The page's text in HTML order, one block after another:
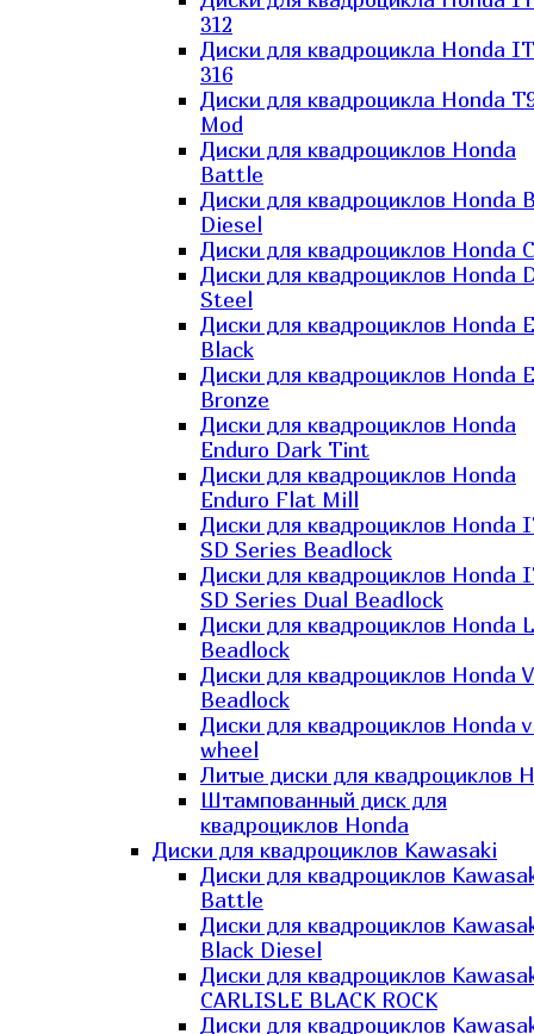
312
Диски для квадроцикла Honda
316
Диски для квадроцикла Honda
Mod
Диски для квадроциклов Honda
Battle
Диски для квадроциклов Honda
Diesel
Диски для квадроциклов Honda
Диски для квадроциклов Honda
Steel
Диски для квадроциклов Honda
Black
Диски для квадроциклов Honda
Bronze
Диски для квадроциклов Honda
Enduro Dark Tint
Диски для квадроциклов Honda
Enduro Flat Mill
Диски для квадроциклов Honda
SD Series Beadlock
Диски для квадроциклов Honda
SD Series Dual Beadlock
Диски для квадроциклов Honda
Beadlock
Диски для квадроциклов Honda
Beadlock
Диски для квадроциклов Honda
wheel
Литые диски для квадроциклов
Штампованный диск для
квадроциклов Honda
Диски для квадроциклов Kawasaki
Диски для квадроциклов
Battle
Диски для квадроциклов
Black Diesel
Диски для квадроциклов
CARLISLE BLACK ROCK
Диски для квадроциклов